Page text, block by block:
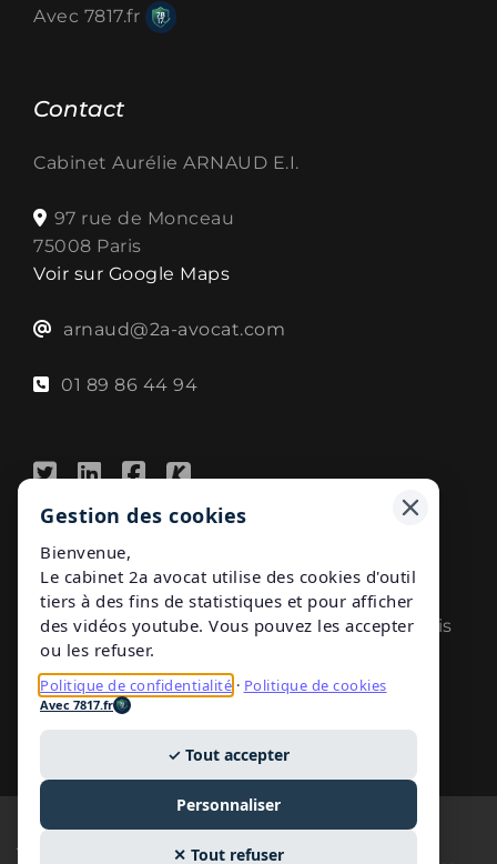
A propos
2A avocat
Cabinet Spécialiste enDroit du travail à Paris
et Droit de la Sécurité Sociale
Contact
Cabinet Aurélie ARNAUD E.I.
97 rue de Monceau
75008 Paris
Voir sur Google Maps
arnaud@2a-avocat.com
01 89 86 44 94
Avec 7817.fr
Avocat divorce Paris
Gestion des cookies
Bienvenue,
Le cabinet 2a avocat utilise des cookies d'outil
tiers à des fins de statistiques et pour afficher
des vidéos youtube. Vous pouvez les accepter
ou les refuser.
Politique de confidentialité · Politique de cookies
Avec 7817.fr
✓ Tout accepter
Personnaliser
✕ Tout refuser